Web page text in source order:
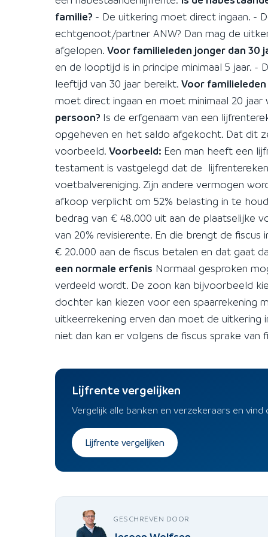
familie? - De uitkering moet direct ingaan. -
echtgenoot/partner ANW? Dan mag de
afgelopen. Voor familieleden jonger dan 30
en de looptijd is in principe minimaal 5 jaar.
leeftijd van 30 jaar bereikt. Voor
moet direct ingaan en moet minimaal 20
persoon? Is de erfgenaam van een
opgeheven en het saldo afgekocht. Dat dit
voorbeeld. Voorbeeld: Een man heeft een
testament is vastgelegd dat de
voetbalvereniging. Zijn andere vermogen
afkoop verplicht om 52% belasting in te
bedrag van € 48.000 uit aan de plaatselijke
van 20% revisierente. En die brengt de
€ 20.000 aan de fiscus betalen en dat gaat
een normale erfenis Normaal gesproken
verdeeld wordt. De zoon kan bijvoorbeeld
dochter kan kiezen voor een spaarrekening
uitkeerrekening erven dan moet de
niet dan kan er volgens de fiscus sprake van
Lijfrente vergelijken
Vergelijk alle banken en verzekeraars en
Lijfrente vergelijken
GESCHREVEN DOOR